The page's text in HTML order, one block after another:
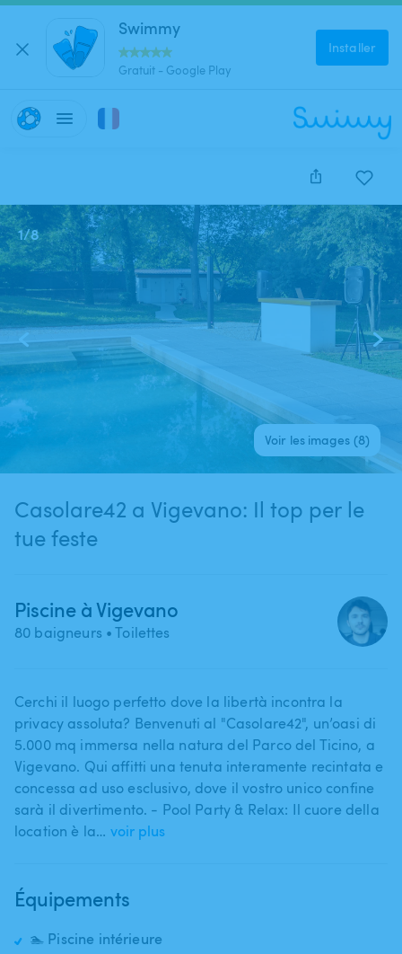
Swimmy
Gratuit - Google Play
Installer
1/8
Voir les images (8)
Casolare42 a Vigevano: Il top per le
tue feste
Piscine à Vigevano
80 baigneurs • Toilettes
Cerchi il luogo perfetto dove la libertà incontra la
privacy assoluta? Benvenuti al "Casolare42"​,​ un’oasi di
5.000 mq immersa nella natura del Parco del Ticino​,​ a
Vigevano. Qui affitti una tenuta interamente recintata e
concessa ad uso esclusivo​,​ dove il vostro unico confine
sarà il divertimento. - Pool Party & Relax: Il cuore della
location è la… voir plus
Équipements
🏊 Piscine intérieure